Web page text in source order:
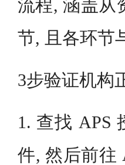
流程, 涵盖从
节, 且各环节
3步验证机构
1. 查找 APS
件, 然后前往